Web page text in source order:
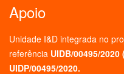
Apoio
Unidade I&D integrada no
referência UIDB/00495/2020 (
UIDP/00495/2020.